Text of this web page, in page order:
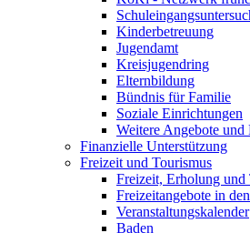
Kinderbetreuung
Jugendamt
Kreisjugendring
Elternbildung
Bündnis für Familie
Soziale Einrichtungen
Weitere Angebote
Finanzielle Unterstützung
Freizeit und Tourismus
Freizeit, Erholung
Freizeitangebote in
Veranstaltungskalender
Baden